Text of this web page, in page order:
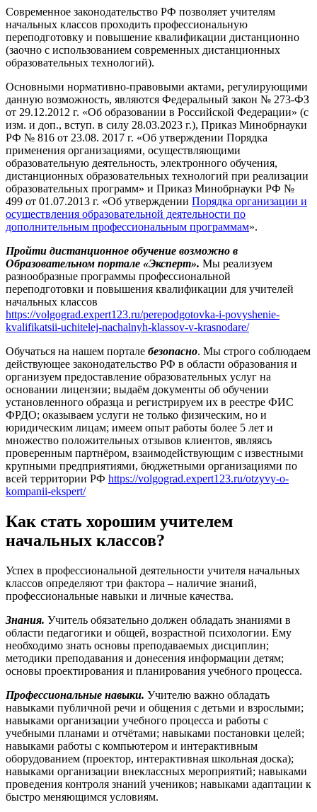
Современное законодательство РФ позволяет учителям
начальных классов проходить профессиональную
переподготовку и повышение квалификации дистанционно
(заочно с использованием современных дистанционных
образовательных технологий).
Основными нормативно-правовыми актами, регулирующими
данную возможность, являются Федеральный закон № 273-ФЗ
от 29.12.2012 г. «Об образовании в Российской Федерации» (с
изм. и доп., вступ. в силу 28.03.2023 г.), Приказ Минобрнауки
РФ № 816 от 23.08. 2017 г. «Об утверждении Порядка
применения организациями, осуществляющими
образовательную деятельность, электронного обучения,
дистанционных образовательных технологий при реализации
образовательных программ» и Приказ Минобрнауки РФ №
499 от 01.07.2013 г. «Об утверждении Порядка организации и
осуществления образовательной деятельности по
дополнительным профессиональным программам».
Пройти дистанционное обучение возможно в
Образовательном портале «Эксперт». Мы реализуем
разнообразные программы профессиональной
переподготовки и повышения квалификации для учителей
начальных классов
https://volgograd.expert123.ru/perepodgotovka-i-povyshenie-
kvalifikatsii-uchitelej-nachalnyh-klassov-v-krasnodare/
Обучаться на нашем портале безопасно. Мы строго соблюдаем
действующее законодательство РФ в области образования и
организуем предоставление образовательных услуг на
основании лицензии; выдаём документы об обучении
установленного образца и регистрируем их в реестре ФИС
ФРДО; оказываем услуги не только физическим, но и
юридическим лицам; имеем опыт работы более 5 лет и
множество положительных отзывов клиентов, являясь
проверенным партнёром, взаимодействующим с известными
крупными предприятиями, бюджетными организациями по
всей территории РФ https://volgograd.expert123.ru/otzyvy-o-
kompanii-ekspert/
Как стать хорошим учителем
начальных классов?
Успех в профессиональной деятельности учителя начальных
классов определяют три фактора – наличие знаний,
профессиональные навыки и личные качества.
Знания. Учитель обязательно должен обладать знаниями в
области педагогики и общей, возрастной психологии. Ему
необходимо знать основы преподаваемых дисциплин;
методики преподавания и донесения информации детям;
основы проектирования и планирования учебного процесса.
Профессиональные навыки. Учителю важно обладать
навыками публичной речи и общения с детьми и взрослыми;
навыками организации учебного процесса и работы с
учебными планами и отчётами; навыками постановки целей;
навыками работы с компьютером и интерактивным
оборудованием (проектор, интерактивная школьная доска);
навыками организации внеклассных мероприятий; навыками
проведения контроля знаний учеников; навыками адаптации к
быстро меняющимся условиям.